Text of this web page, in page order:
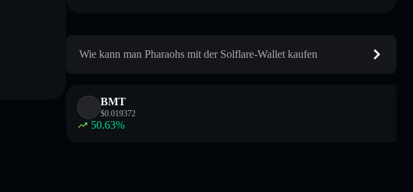
Wie kann man Pharaohs mit der Solflare-Wallet kaufen
BMT
$0.019372
50.63%